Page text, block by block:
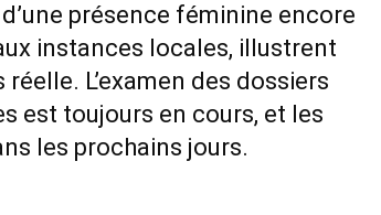
présence féminine encore
instances locales, illustrent
L’examen des dossiers
est toujours en cours, et les
les prochains jours.